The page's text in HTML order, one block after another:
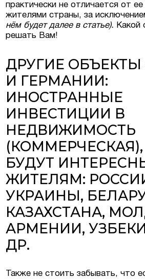
практически не отличается от
жителями страны, за
нём будет далее в статье). Какой
решать Вам!
ДРУГИЕ ОБЪЕКТЫ
И ГЕРМАНИИ:
ИНОСТРАННЫЕ
ИНВЕСТИЦИИ В
НЕДВИЖИМОСТЬ
БУДУТ
ЖИТЕЛЯМ:
УКРАИНЫ,
КАЗАХСТАНА,
АРМЕНИИ,
ДР.
Также не стоить забывать, что